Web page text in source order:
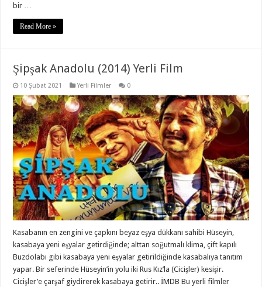
bir …
Read More »
Şipşak Anadolu (2014) Yerli Film
10 Şubat 2021 Yerli Filmler 0
Kasabanın en zengini ve çapkını beyaz eşya dükkanı sahibi Hüseyin,
kasabaya yeni eşyalar getirdiğinde; alttan soğutmalı klima, çift kapılı
Buzdolabı gibi kasabaya yeni eşyalar getirildiğinde kasabalıya tanıtım
yapar. Bir seferinde Hüseyin’in yolu iki Rus Kız’la (Cicişler) kesişir.
Cicişler’e çarşaf giydirerek kasabaya getirir.. İMDB Bu yerli filmler